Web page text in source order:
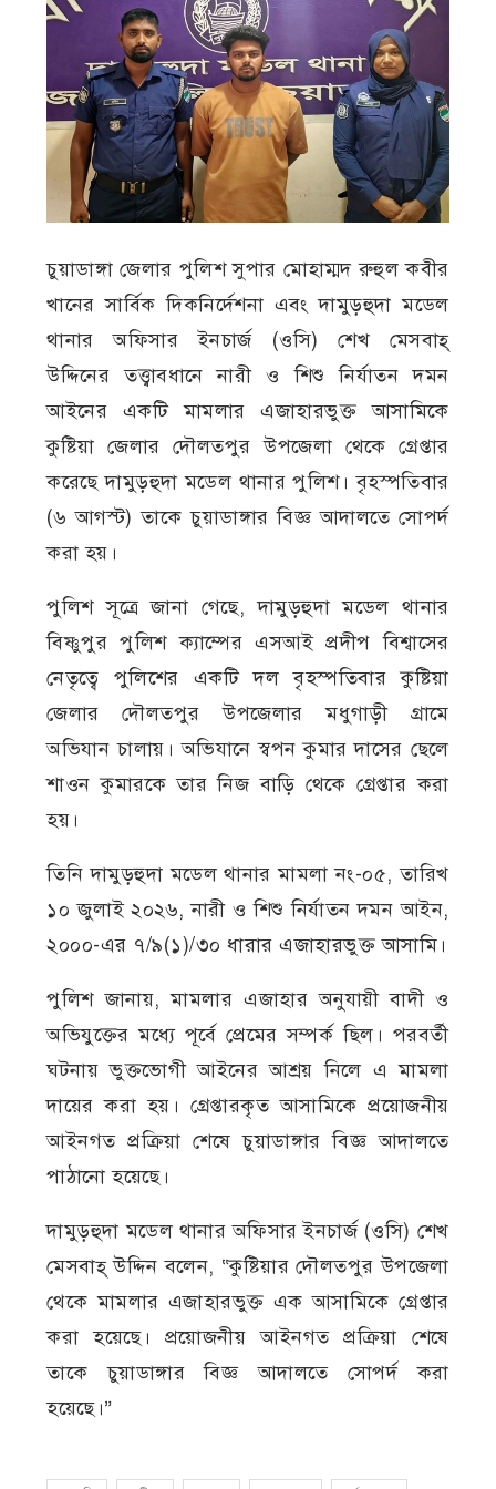
চুয়াডাঙ্গা জেলার পুলিশ সুপার মোহাম্মদ রুহুল কবীর
খানের সার্বিক দিকনির্দেশনা এবং দামুড়হুদা মডেল
থানার অফিসার ইনচার্জ (ওসি) শেখ মেসবাহ্
উদ্দিনের তত্ত্বাবধানে নারী ও শিশু নির্যাতন দমন
আইনের একটি মামলার এজাহারভুক্ত আসামিকে
কুষ্টিয়া জেলার দৌলতপুর উপজেলা থেকে গ্রেপ্তার
করেছে দামুড়হুদা মডেল থানার পুলিশ। বৃহস্পতিবার
(৬ আগস্ট) তাকে চুয়াডাঙ্গার বিজ্ঞ আদালতে সোপর্দ
করা হয়।
পুলিশ সূত্রে জানা গেছে, দামুড়হুদা মডেল থানার
বিষ্ণুপুর পুলিশ ক্যাম্পের এসআই প্রদীপ বিশ্বাসের
নেতৃত্বে পুলিশের একটি দল বৃহস্পতিবার কুষ্টিয়া
জেলার দৌলতপুর উপজেলার মধুগাড়ী গ্রামে
অভিযান চালায়। অভিযানে স্বপন কুমার দাসের ছেলে
শাওন কুমারকে তার নিজ বাড়ি থেকে গ্রেপ্তার করা
হয়।
তিনি দামুড়হুদা মডেল থানার মামলা নং-০৫, তারিখ
১০ জুলাই ২০২৬, নারী ও শিশু নির্যাতন দমন আইন,
২০০০-এর ৭/৯(১)/৩০ ধারার এজাহারভুক্ত আসামি।
পুলিশ জানায়, মামলার এজাহার অনুযায়ী বাদী ও
অভিযুক্তের মধ্যে পূর্বে প্রেমের সম্পর্ক ছিল। পরবর্তী
ঘটনায় ভুক্তভোগী আইনের আশ্রয় নিলে এ মামলা
দায়ের করা হয়। গ্রেপ্তারকৃত আসামিকে প্রয়োজনীয়
আইনগত প্রক্রিয়া শেষে চুয়াডাঙ্গার বিজ্ঞ আদালতে
পাঠানো হয়েছে।
দামুড়হুদা মডেল থানার অফিসার ইনচার্জ (ওসি) শেখ
মেসবাহ্ উদ্দিন বলেন, “কুষ্টিয়ার দৌলতপুর উপজেলা
থেকে মামলার এজাহারভুক্ত এক আসামিকে গ্রেপ্তার
করা হয়েছে। প্রয়োজনীয় আইনগত প্রক্রিয়া শেষে
তাকে চুয়াডাঙ্গার বিজ্ঞ আদালতে সোপর্দ করা
হয়েছে।”